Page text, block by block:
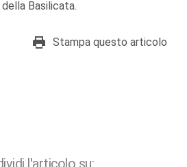
Basilicata.
Stampa questo articolo
l'articolo su: